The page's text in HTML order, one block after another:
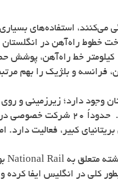
می‌کنند، استفاده‌های
فرانسه و بلژیک را بهم
وجود دارد؛ زیرزمینی و
سازمان حمل و نقل ریلی (
کبیر، فعالیت
متعلق به National Rail
کلی در انگلیس ایفا